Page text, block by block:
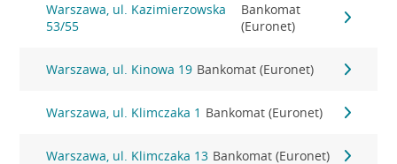
Warszawa, ul. Kazimierzowska
53/55
Bankomat
(Euronet)
Warszawa, ul. Kinowa 19 Bankomat (Euronet)
Warszawa, ul. Klimczaka 1 Bankomat (Euronet)
Warszawa, ul. Klimczaka 13 Bankomat (Euronet)